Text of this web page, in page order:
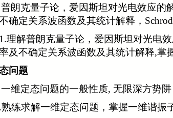
普朗克量子论，爱因斯坦对光电效应的
确定关系波函数及其统计解释，
1.理解普朗克量子论，爱因斯坦对光电
及不确定关系波函数及其统计解释,掌
问题
一维定态问题的一般性质, 无限深方势
熟练求解一维定态问题，掌握一维谐振